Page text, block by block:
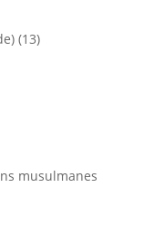
(13)
musulmanes